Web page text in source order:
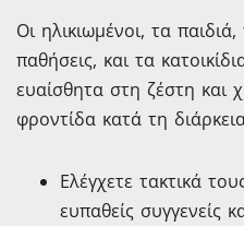
Οι ηλικιωμένοι, τα
παθήσεις, και τα
ευαίσθητα στη ζέστη και
φροντίδα κατά τη
Ελέγχετε τακτικά
ευπαθείς συγγενείς